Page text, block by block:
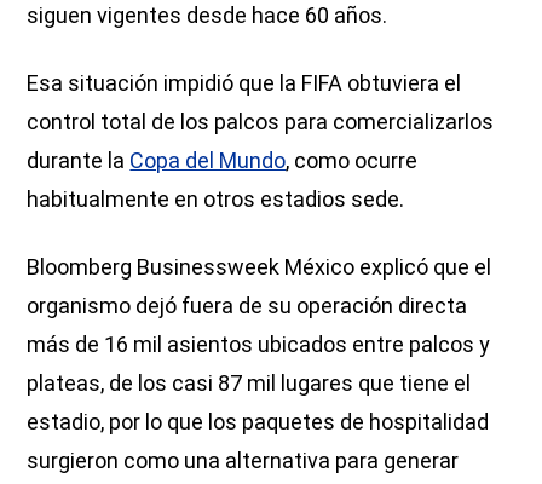
siguen vigentes desde hace 60 años.
Esa situación impidió que la FIFA obtuviera el
control total de los palcos para comercializarlos
durante la Copa del Mundo, como ocurre
habitualmente en otros estadios sede.
Bloomberg Businessweek México explicó que el
organismo dejó fuera de su operación directa
más de 16 mil asientos ubicados entre palcos y
plateas, de los casi 87 mil lugares que tiene el
estadio, por lo que los paquetes de hospitalidad
surgieron como una alternativa para generar